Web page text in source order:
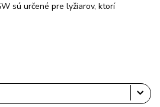
sú určené pre lyžiarov, ktorí